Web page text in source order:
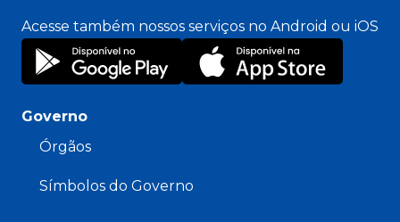
Acesse também nossos serviços no Android ou iOS
Governo
Órgãos
Símbolos do Governo